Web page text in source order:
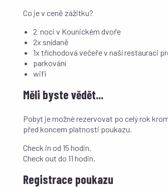
Co je v ceně zážitku?
2 noci v Kounickém dvoře
2x snídaně
1x tříchodová večeře v naší restauraci
parkování
wifi
Měli byste vědět...
Pobyt je možné rezervovat po celý rok
před koncem platnosti poukazu.
Check in od 15 hodin.
Check out do 11 hodin.
Registrace poukazu